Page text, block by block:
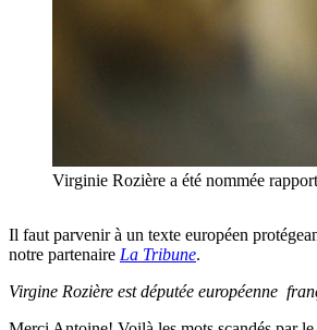
Virginie Rozière a été nommée
Il faut parvenir à un texte européen
notre partenaire La Tribune.
Virgine Rozière est députée européenne